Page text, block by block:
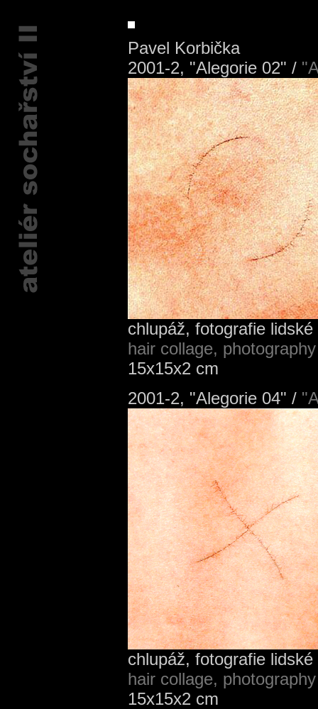
Pavel Korbička
2001-2, "Alegorie 02" /
chlupáž, fotografie
hair collage,
15x15x2 cm
2001-2, "Alegorie 04" /
chlupáž, fotografie
hair collage,
15x15x2 cm